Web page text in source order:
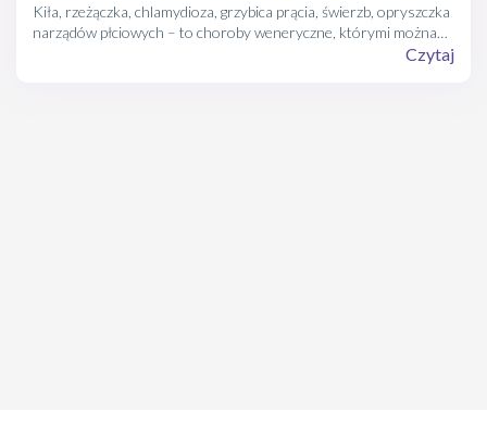
Kiła, rzeżączka, chlamydioza, grzybica prącia, świerzb, opryszczka
narządów płciowych – to choroby weneryczne, którymi można
się zarazić w czasie kontaktów seksualnych. Ze względu naCzytaj